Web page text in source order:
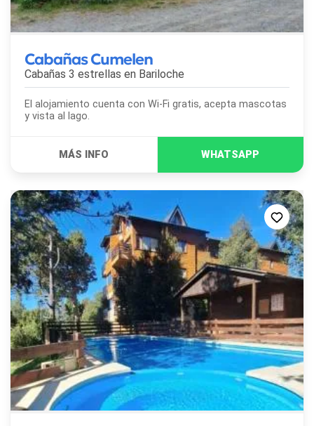
Cabañas Cumelen
Cabañas 3 estrellas en Bariloche
El alojamiento cuenta con Wi-Fi gratis, acepta mascotas
y vista al lago.